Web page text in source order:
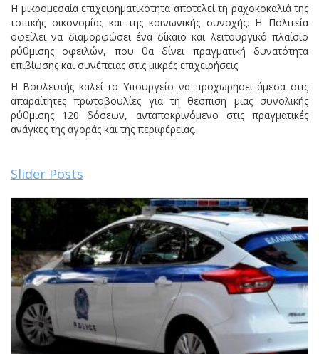
Η μικρομεσαία επιχειρηματικότητα αποτελεί τη ραχοκοκαλιά της
τοπικής οικονομίας και της κοινωνικής συνοχής. Η Πολιτεία
οφείλει να διαμορφώσει ένα δίκαιο και λειτουργικό πλαίσιο
ρύθμισης οφειλών, που θα δίνει πραγματική δυνατότητα
επιβίωσης και συνέπειας στις μικρές επιχειρήσεις.
Η Βουλευτής καλεί το Υπουργείο να προχωρήσει άμεσα στις
απαραίτητες πρωτοβουλίες για τη θέσπιση μιας συνολικής
ρύθμισης 120 δόσεων, ανταποκρινόμενο στις πραγματικές
ανάγκες της αγοράς και της περιφέρειας.
Slider Posts